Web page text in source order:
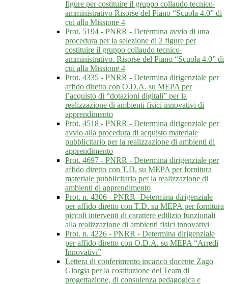
figure per costituire il gruppo collaudo tecnico-
amministrativo Risorse del Piano “Scuola 4.0” di
cui alla Missione 4
Prot. 5194 - PNRR - Determina avvio di una
procedura per la selezione di 2 figure per
costituire il gruppo collaudo tecnico-
amministrativo. Risorse del Piano “Scuola 4.0” di
cui alla Missione 4
Prot. 4335 - PNRR - Determina dirigenziale per
affido diretto con O.D.A. su MEPA per
l’acquisto di “dotazioni digitali” per la
realizzazione di ambienti fisici innovativi di
apprendimento
Prot. 4518 - PNRR - Determina dirigenziale per
avvio alla procedura di acquisto materiale
pubblicitario per la realizzazione di ambienti di
apprendimento
Prot. 4697 - PNRR - Determina dirigenziale per
affido diretto con T.D. su MEPA per fornitura
materiale pubblicitario per la realizzazione di
ambienti di apprendimento
Prot. n. 4306 - PNRR -Determina dirigenziale
per affido diretto con T.D. su MEPA per fornitura
piccoli interventi di carattere edilizio funzionali
alla realizzazione di ambienti fisici innovativi
Prot. n. 4226 - PNRR - Determina dirigenziale
per affido diretto con O.D.A. su MEPA “Arredi
Innovativi”
Lettera di conferimento incarico docente Zago
Giorgia per la costituzione del Team di
progettazione, di consulenza pedagogica e